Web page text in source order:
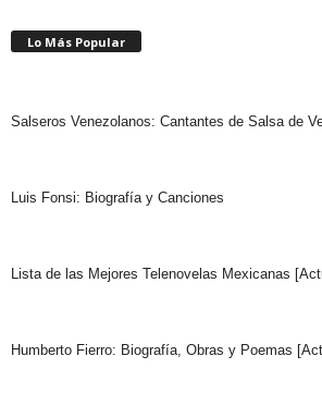
Lo Más Popular
Salseros Venezolanos: Cantantes de Salsa de
Luis Fonsi: Biografía y Canciones
Lista de las Mejores Telenovelas Mexicanas
Humberto Fierro: Biografía, Obras y Poemas